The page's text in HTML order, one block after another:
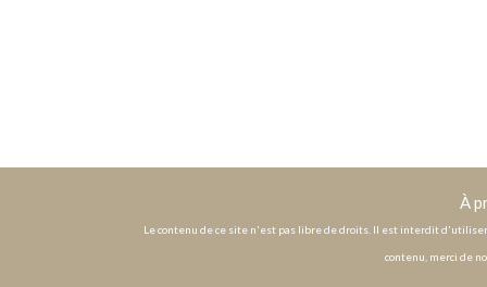
À
Le contenu de ce site n'est pas libre de droits. Il est interdit
contenu, merci de